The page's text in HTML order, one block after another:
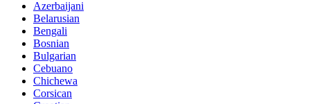
Azerbaijani
Belarusian
Bengali
Bosnian
Bulgarian
Cebuano
Chichewa
Corsican